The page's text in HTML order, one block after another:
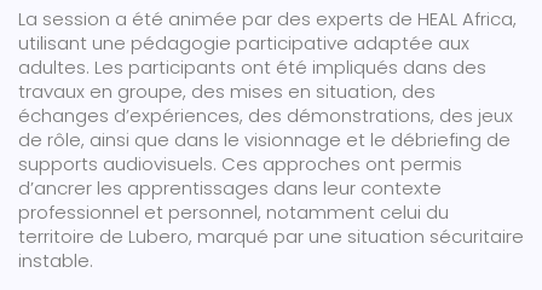
La session a été animée par des experts de HEAL Africa,
utilisant une pédagogie participative adaptée aux
adultes. Les participants ont été impliqués dans des
travaux en groupe, des mises en situation, des
échanges d’expériences, des démonstrations, des jeux
de rôle, ainsi que dans le visionnage et le débriefing de
supports audiovisuels. Ces approches ont permis
d’ancrer les apprentissages dans leur contexte
professionnel et personnel, notamment celui du
territoire de Lubero, marqué par une situation sécuritaire
instable.